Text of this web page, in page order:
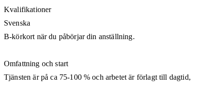
Kvalifikationer
Svenska
B-körkort när du påbörjar din anställning.
Omfattning och start
Tjänsten är på ca 75-100 % och arbetet är förlagt till dagtid,